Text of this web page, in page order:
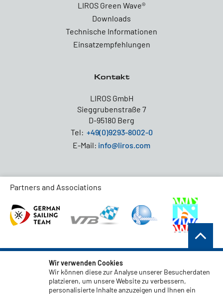
LIROS Green Wave®
Downloads
Technische Informationen
Einsatzempfehlungen
Kontakt
LIROS GmbH
Sieggrubenstraße 7
D-95180 Berg
Tel: +49(0)9293-8002-0
E-Mail: info@liros.com
Partners and Associations
AGB
Datenschutz
Haftungsauschluss
Wir verwenden Cookies
Wir können diese zur Analyse unserer Besucherdaten
platzieren, um unsere Website zu verbessern,
personalisierte Inhalte anzuzeigen und Ihnen ein